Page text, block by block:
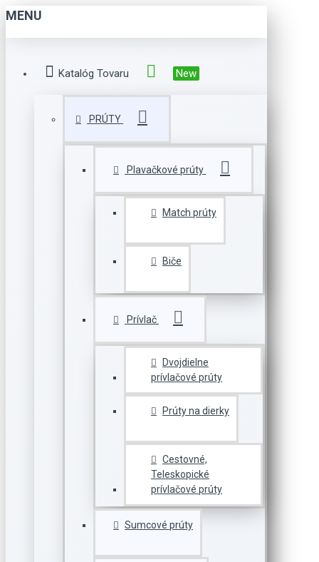
MENU
Katalóg Tovaru New
PRÚTY
Plavačkové prúty
Match prúty
Biče
Prívlač
Dvojdielne
prívlačové prúty
Prúty na dierky
Cestovné,
Teleskopické
prívlačové prúty
Sumcové prúty